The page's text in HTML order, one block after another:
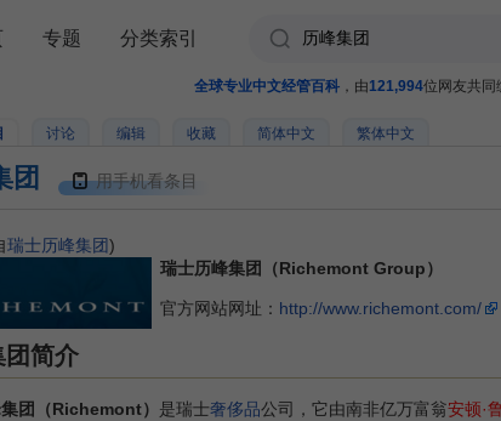
全球专业中文经管百科 ，由121,994位网友共同
讨论 编辑 收藏 简体中文 繁体中文
团 用手机看条目
瑞士历峰集团)
瑞士历峰集团（Richemont Group）
官方网站网址： http://www.richemont.com/
团简介
团（Richemont） 是瑞士奢侈品公司，它由南非亿万富翁安顿·
专题 分类索引